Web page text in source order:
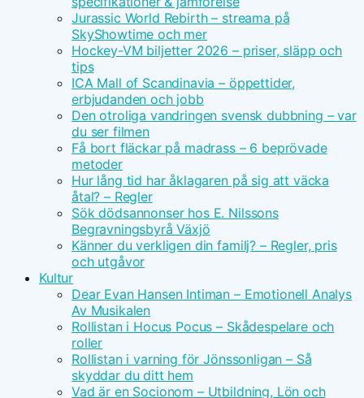
Jurassic World Rebirth – streama på
SkyShowtime och mer
Hockey-VM biljetter 2026 – priser, släpp och
tips
ICA Mall of Scandinavia – öppettider,
erbjudanden och jobb
Den otroliga vandringen svensk dubbning – var
du ser filmen
Få bort fläckar på madrass – 6 beprövade
metoder
Hur lång tid har åklagaren på sig att väcka
åtal? – Regler
Sök dödsannonser hos E. Nilssons
Begravningsbyrå Växjö
Känner du verkligen din familj? – Regler, pris
och utgåvor
Kultur
Dear Evan Hansen Intiman – Emotionell Analys
Av Musikalen
Rollistan i Hocus Pocus – Skådespelare och
roller
Rollistan i varning för Jönssonligan – Så
skyddar du ditt hem
Vad är en Socionom – Utbildning, Lön och